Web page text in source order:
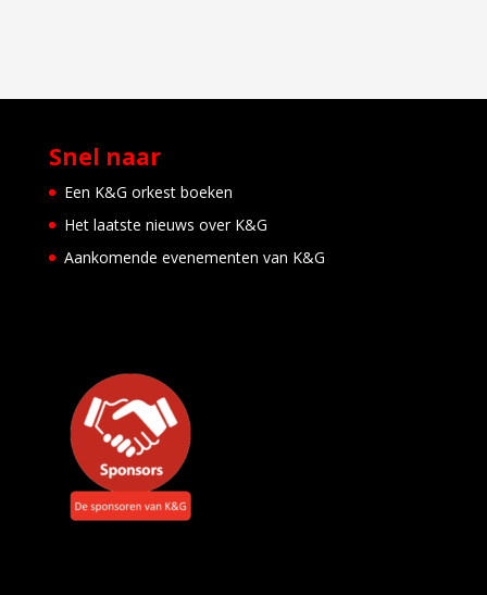
Snel naar
Een K&G orkest boeken
Het laatste nieuws over K&G
Aankomende evenementen van K&G